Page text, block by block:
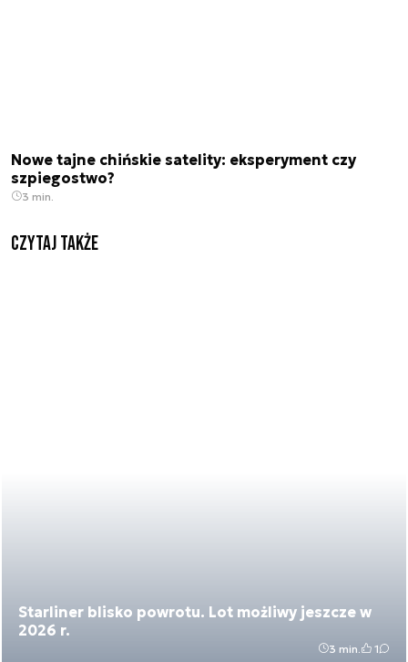
Nowe tajne chińskie satelity: eksperyment czy
szpiegostwo?
3 min.
Czytaj także
Starliner blisko powrotu. Lot możliwy jeszcze w
2026 r.
3 min. 1